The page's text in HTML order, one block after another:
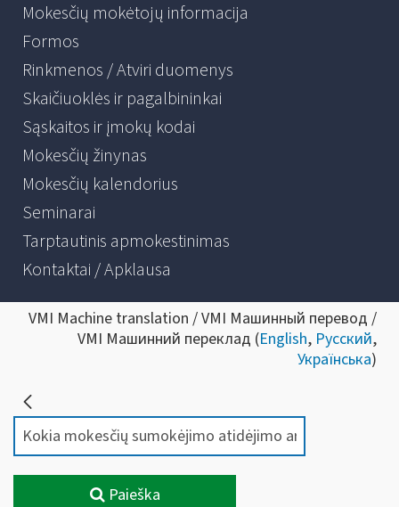
Mokesčių mokėtojų informacija
Formos
Rinkmenos / Atviri duomenys
Skaičiuoklės ir pagalbininkai
Sąskaitos ir įmokų kodai
Mokesčių žinynas
Mokesčių kalendorius
Seminarai
Tarptautinis apmokestinimas
Kontaktai / Apklausa
VMI Machine translation / VMI Машинный перевод /
VMI Машинний переклад (English, Русский,
Українська)
Paieška